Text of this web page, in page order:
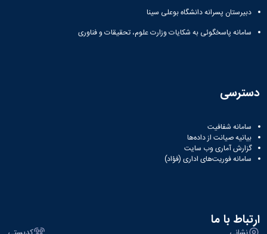
نخبگان
شرکت
های
نامه ها
و
آئین
نامه
نامه
های
پژوهشی
دبیرستان پسرانه دانشگاه بوعلی سینا
سامانه پاسخگوئی به شکایات وزارت علوم، تحقیقات و فناوری
دسترسی
سامانه شفافیت
بیانیه صیانت از داده‌ها
گزارش آماری وب‌ سایت
سامانه فوریت‌های اداری (فؤاد)
ارتباط با ما